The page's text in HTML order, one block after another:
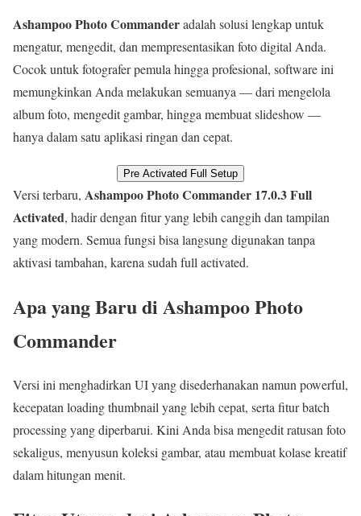
Ashampoo Photo Commanderadalah solusi lengkap untuk
mengatur, mengedit, dan mempresentasikan foto digital Anda.
Cocok untuk fotografer pemula hingga profesional, software ini
memungkinkan Anda melakukan semuanya — dari mengelola
album foto, mengedit gambar, hingga membuat slideshow —
hanya dalam satu aplikasi ringan dan cepat.
Pre Activated Full Setup
Versi terbaru, Ashampoo Photo Commander 17.0.3 Full
Activated, hadir dengan fitur yang lebih canggih dan tampilan
yang modern. Semua fungsi bisa langsung digunakan tanpa
aktivasi tambahan, karena sudah full activated.
Apa yang Baru di Ashampoo Photo
Commander
Versi ini menghadirkan UI yang disederhanakan namun powerful,
kecepatan loading thumbnail yang lebih cepat, serta fitur batch
processing yang diperbarui. Kini Anda bisa mengedit ratusan foto
sekaligus, menyusun koleksi gambar, atau membuat kolase kreatif
dalam hitungan menit.